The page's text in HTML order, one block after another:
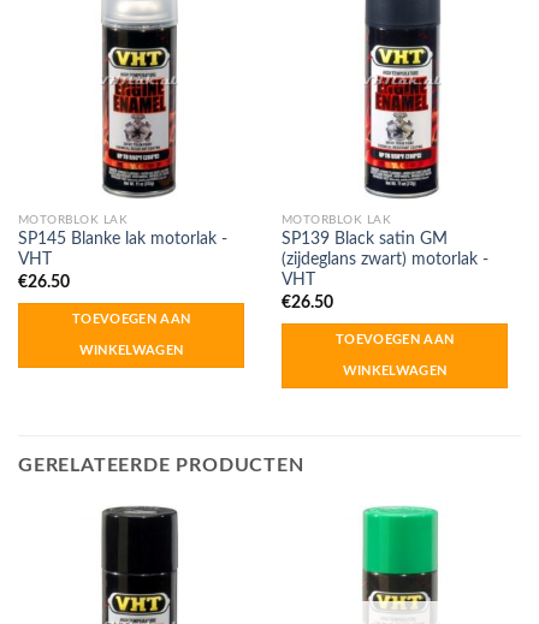
MOTORBLOK LAK
SP145 Blanke lak motorlak -
VHT
€26.50
TOEVOEGEN AAN
WINKELWAGEN
MOTORBLOK LAK
SP139 Black satin GM
(zijdeglans zwart) motorlak -
VHT
€26.50
TOEVOEGEN AAN
WINKELWAGEN
GERELATEERDE PRODUCTEN